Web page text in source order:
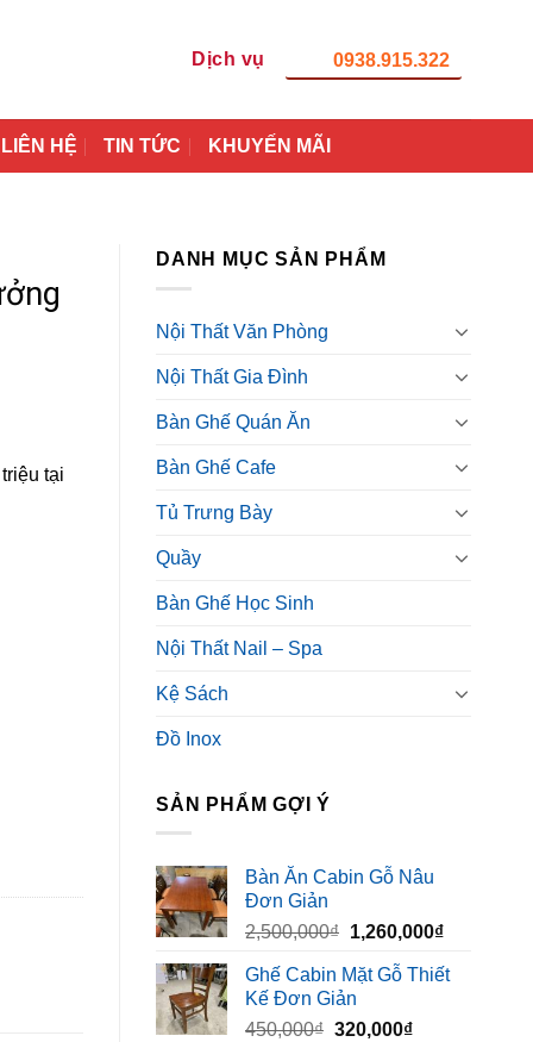
Dịch vụ 0938.915.322
LIÊN HỆ TIN TỨC KHUYẾN MÃI
DANH MỤC SẢN PHẨM
Nội Thất Văn Phòng
Nội Thất Gia Đình
Bàn Ghế Quán Ăn
Bàn Ghế Cafe
Tủ Trưng Bày
Quầy
Bàn Ghế Học Sinh
Nội Thất Nail – Spa
Kệ Sách
Đồ Inox
SẢN PHẨM GỢI Ý
Bàn Ăn Cabin Gỗ Nâu
Đơn Giản
2,500,000₫ Giá
là:
2,500,000₫.
1,260,000₫Giá
tại
Ghế Cabin Mặt Gỗ Thiết
Kế Đơn Giản
450,000₫ Giá
320,000₫Giá
tại